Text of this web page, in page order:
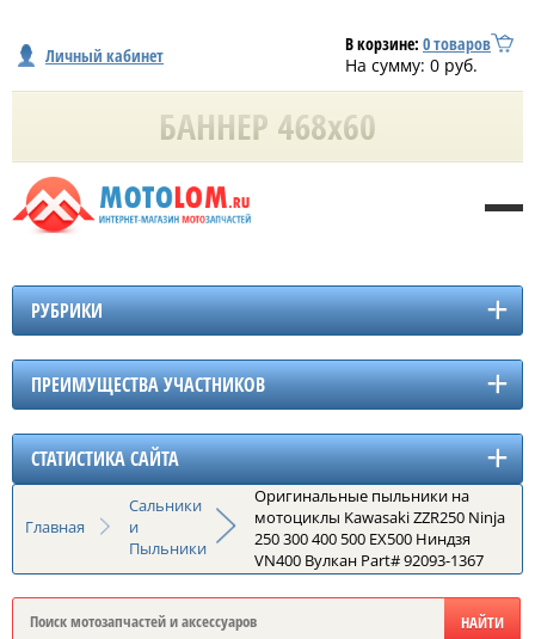
Личный кабинет В корзине: 0товаров
На сумму: 0 руб.
РУБРИКИ
ПРЕИМУЩЕСТВА УЧАСТНИКОВ
СТАТИСТИКА САЙТА
Главная
Сальники
и
Пыльники
Оригинальные пыльники на
мотоциклы Kawasaki ZZR250 Ninja
250 300 400 500 EX500 Ниндзя
VN400 Вулкан Part# 92093-1367